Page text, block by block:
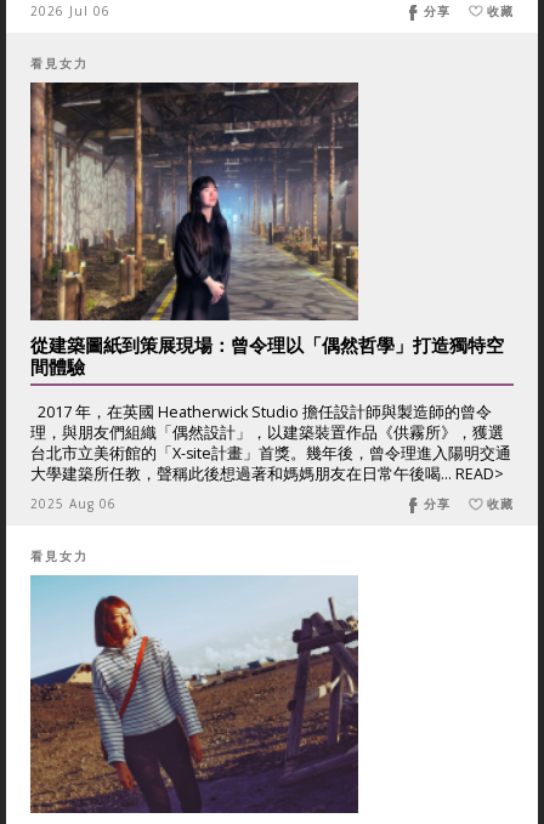
2026 Jul 06 收藏
分享
看見女力
從建築圖紙到策展現場：曾令理以「偶然哲學」打造獨特空
間體驗
2017 年，在英國 Heatherwick Studio 擔任設計師與製造師的曾令
理，與朋友們組織「偶然設計」，以建築裝置作品《供霧所》，獲選
台北市立美術館的「X-site計畫」首獎。幾年後，曾令理進入陽明交通
大學建築所任教，聲稱此後想過著和媽媽朋友在日常午後喝... READ>
2025 Aug 06 收藏
分享
看見女力